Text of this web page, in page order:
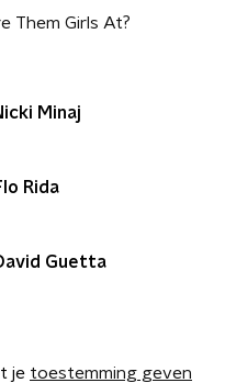
Them Girls At?
Minaj
Rida
Guetta
je toestemming geven